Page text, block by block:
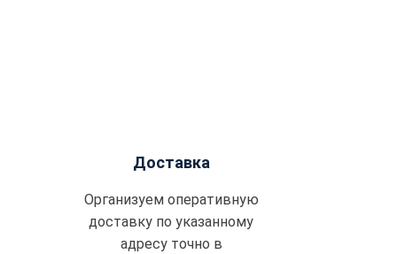
Доставка
Организуем оперативную
доставку по указанному
адресу точно в